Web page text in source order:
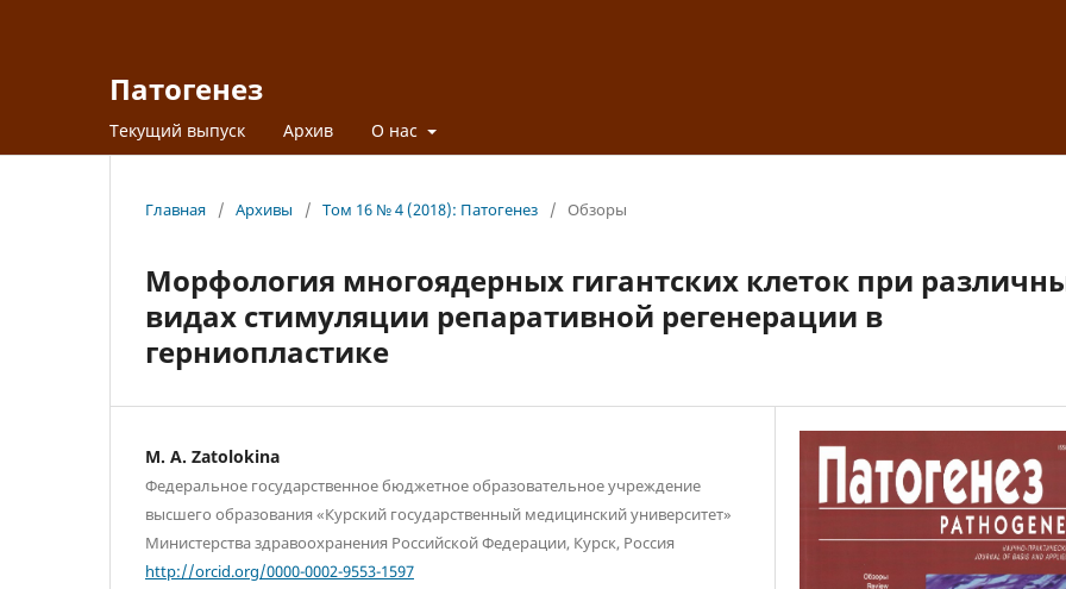
Патогенез
Текущий выпуск Архив О нас
Главная / Архивы / Том 16 № 4 (2018): Патогенез / Обзоры
Морфология многоядерных гигантских клеток при
видах стимуляции репаративной регенерации в
герниопластике
M. A. Zatolokina
Федеральное государственное бюджетное образовательное учреждение
высшего образования «Курский государственный медицинский университет»
Министерства здравоохранения Российской Федерации, Курск, Россия
http://orcid.org/0000-0002-9553-1597